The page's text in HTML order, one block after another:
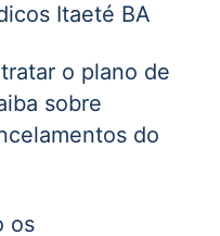
Itaeté BA
o plano de
sobre
do
os